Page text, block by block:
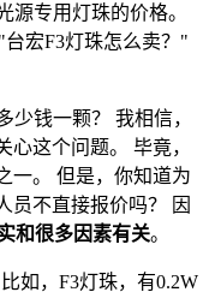
源专用灯珠的价格。
宏F3灯珠怎么卖？"
少钱一颗？ 我相信，
这个问题。 毕竟，
一。 但是，你知道为
员不直接报价吗？ 因
和很多因素有关。
比如，F3灯珠，有0.2W